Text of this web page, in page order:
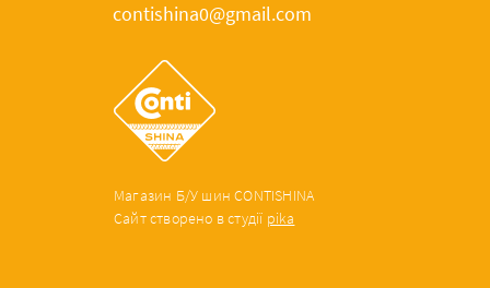
Магазин Б/У шин CONTISHINA
Сайт створено в студії pika
contishina0@gmail.com